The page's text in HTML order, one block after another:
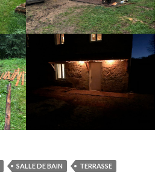
SALLE DE BAIN TERRASSE